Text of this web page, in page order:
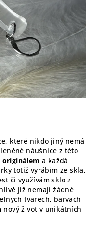
které nikdo jiný nemá
náušnice z této
a každá
totiž vyrábím ze skla,
či využívám sklo z
již nemají žádné
tvarech, barvách
život v unikátních